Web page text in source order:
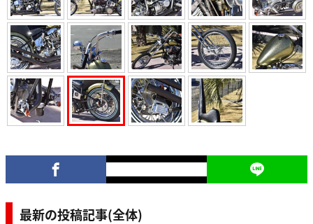
最新の投稿記事(全体)